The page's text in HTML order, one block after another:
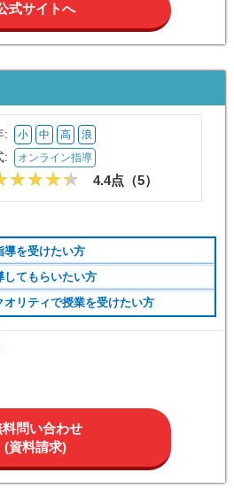
式サイトへ
: 小 中 高 浪
: オンライン指導
4.4点（5）
導を受けたい方
してもらいたい方
リティで授業を受けたい方
料問い合わせ
(資料請求)